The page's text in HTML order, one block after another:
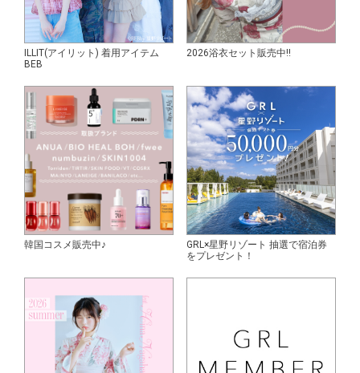
ILLIT(アイリット) 着用アイテム
BEB
2026浴衣セット販売中!!
韓国コスメ販売中♪
GRL×星野リゾート 抽選で宿泊券
をプレゼント！